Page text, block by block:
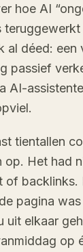
hoe AI
al déed: een
passief
AI-
tientallen
op. Het had
of backlinks.
pagina
uit elkaar
op